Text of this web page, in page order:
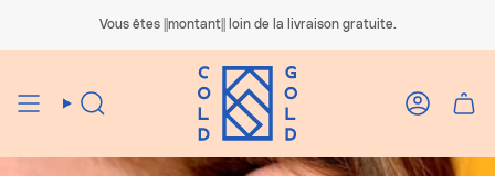
de
Vous êtes ||montant|| loin de la livraison gratuite.
Recherche Compte